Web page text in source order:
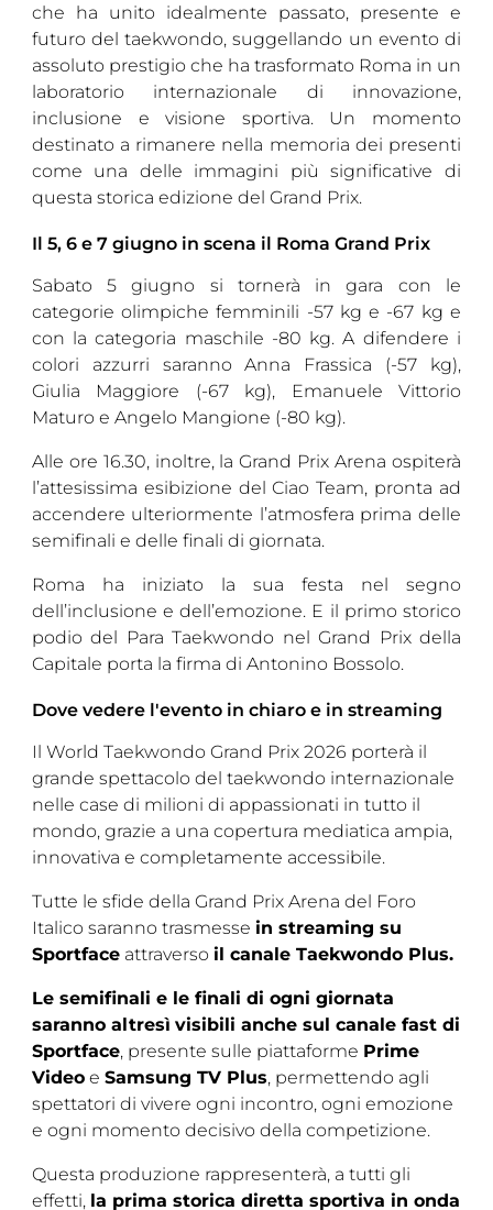
che ha unito idealmente passato, presente e
futuro del taekwondo, suggellando un evento di
assoluto prestigio che ha trasformato Roma in un
laboratorio internazionale di innovazione,
inclusione e visione sportiva. Un momento
destinato a rimanere nella memoria dei presenti
come una delle immagini più significative di
questa storica edizione del Grand Prix.
Il 5, 6 e 7 giugno in scena il Roma Grand Prix
Sabato 5 giugno si tornerà in gara con le
categorie olimpiche femminili -57 kg e -67 kg e
con la categoria maschile -80 kg. A difendere i
colori azzurri saranno Anna Frassica (-57 kg),
Giulia Maggiore (-67 kg), Emanuele Vittorio
Maturo e Angelo Mangione (-80 kg).
Alle ore 16.30, inoltre, la Grand Prix Arena ospiterà
l’attesissima esibizione del Ciao Team, pronta ad
accendere ulteriormente l’atmosfera prima delle
semifinali e delle finali di giornata.
Roma ha iniziato la sua festa nel segno
dell’inclusione e dell’emozione. E il primo storico
podio del Para Taekwondo nel Grand Prix della
Capitale porta la firma di Antonino Bossolo.
Dove vedere l'evento in chiaro e in streaming
Il World Taekwondo Grand Prix 2026 porterà il
grande spettacolo del taekwondo internazionale
nelle case di milioni di appassionati in tutto il
mondo, grazie a una copertura mediatica ampia,
innovativa e completamente accessibile.
Tutte le sfide della Grand Prix Arena del Foro
Italico saranno trasmesse in streaming su
Sportfaceattraverso il canale Taekwondo Plus.
Le semifinali e le finali di ogni giornata
saranno altresì visibili anche sul canale fast di
Sportface, presente sulle piattaforme Prime
Videoe Samsung TV Plus, permettendo agli
spettatori di vivere ogni incontro, ogni emozione
e ogni momento decisivo della competizione.
Questa produzione rappresenterà, a tutti gli
effetti, la prima storica diretta sportiva in onda